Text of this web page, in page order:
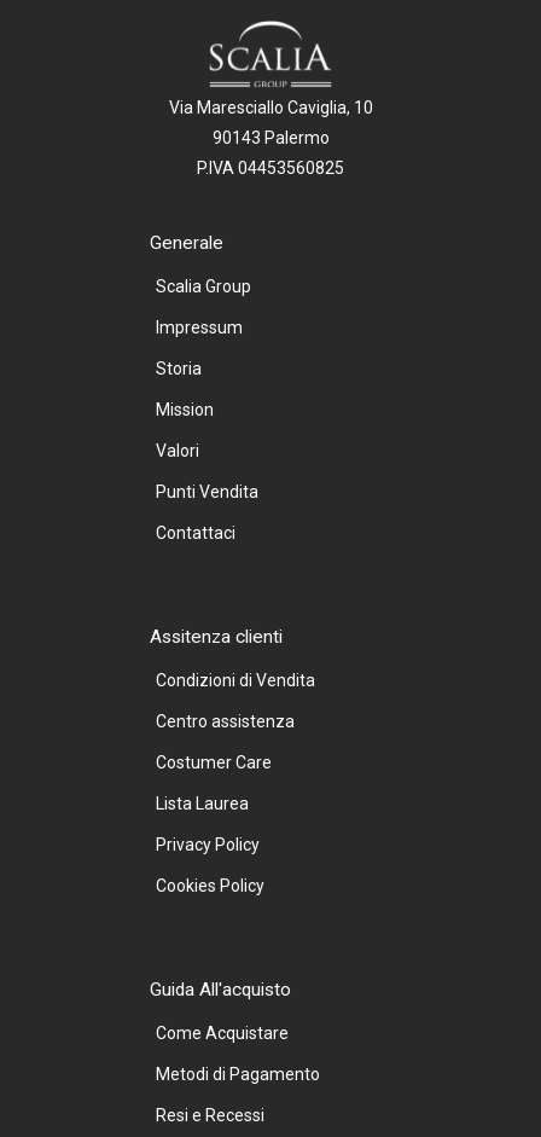
Via Maresciallo Caviglia, 10
90143 Palermo
P.IVA 04453560825
Generale
Scalia Group
Impressum
Storia
Mission
Valori
Punti Vendita
Contattaci
Assitenza clienti
Condizioni di Vendita
Centro assistenza
Costumer Care
Lista Laurea
Privacy Policy
Cookies Policy
Guida All'acquisto
Come Acquistare
Metodi di Pagamento
Resi e Recessi